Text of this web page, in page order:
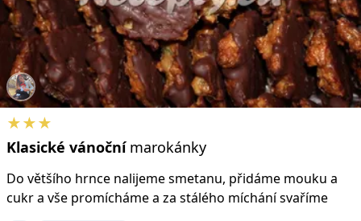
★★★
Klasické vánočnímarokánky
Do většího hrnce nalijeme smetanu, přidáme mouku a
cukr a vše promícháme a za stálého míchání svaříme